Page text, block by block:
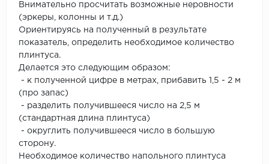
Внимательно просчитать возможные неровности
(эркеры, колонны и т.д.)
Ориентируясь на полученный в результате
показатель, определить необходимое количество
плинтуса.
Делается это следующим образом:
- к полученной цифре в метрах, прибавить 1,5 - 2 м
(про запас)
- разделить получившееся число на 2,5 м
(стандартная длина плинтуса)
- округлить получившееся число в большую
сторону.
Необходимое количество напольного плинтуса